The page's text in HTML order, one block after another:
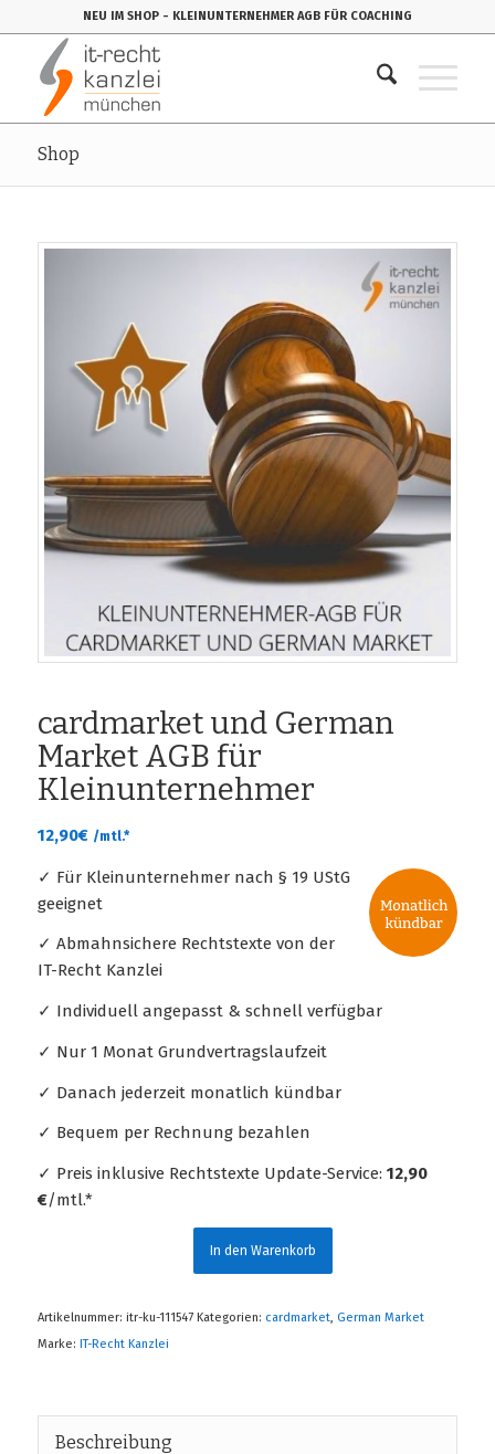
NEU IM SHOP - KLEINUNTERNEHMER AGB FÜR COACHING
Shop
cardmarket und German
Market AGB für
Kleinunternehmer
12,90€ /mtl.*
✓ Für Kleinunternehmer nach § 19 UStG
geeignet
✓ Abmahnsichere Rechtstexte von der
IT-Recht Kanzlei
✓ Individuell angepasst & schnell verfügbar
✓ Nur 1 Monat Grundvertragslaufzeit
✓ Danach jederzeit monatlich kündbar
✓ Bequem per Rechnung bezahlen
✓ Preis inklusive Rechtstexte Update-Service: 12,90
€/mtl.*
In den Warenkorb
Artikelnummer: itr-ku-111547 Kategorien: cardmarket, German Market
Marke: IT-Recht Kanzlei
Beschreibung